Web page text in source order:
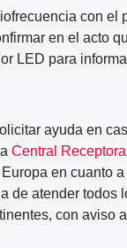
con el
en el acto
LED para
ayuda en
Central
en cuanto
de atender todos
con aviso